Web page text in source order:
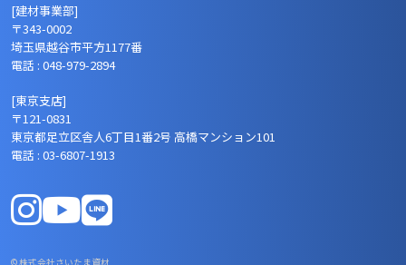
[建材事業部]
〒343-0002
埼玉県越谷市平方1177番
電話 : 048-979-2894
[東京支店]
〒121-0831
東京都足立区舎人6丁目1番2号 高橋マンション101
電話 : 03-6807-1913
© 株式会社さいたま資材